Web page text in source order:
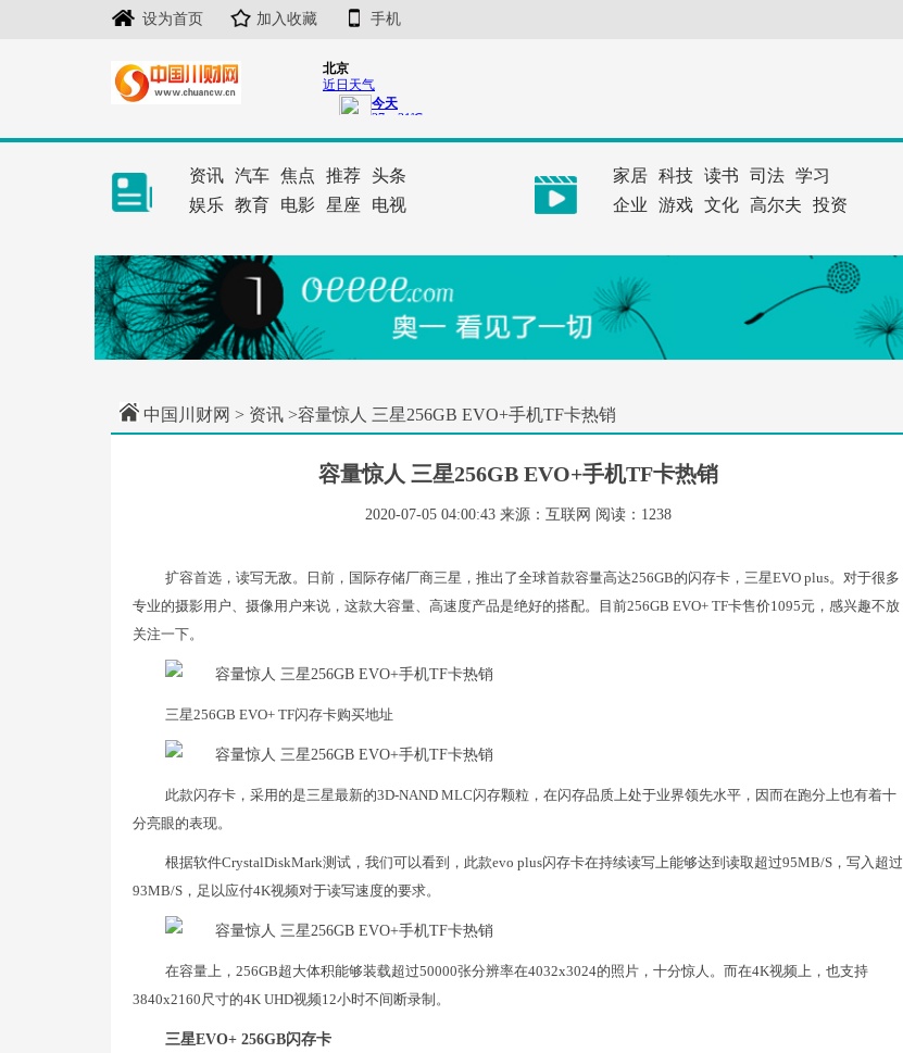
设为首页 加入收藏 手机
资讯 汽车 焦点 推荐 头条
娱乐 教育 电影 星座 电视
家居 科技 读书 司法 学习
企业
游戏 文化 高尔夫 投资
中国川财网 > 资讯 >容量惊人 三星256GB EVO+手机TF卡热销
容量惊人 三星256GB EVO+手机TF卡热销
2020-07-05 04:00:43 来源：互联网 阅读：1238
扩容首选，读写无敌。日前，国际存储厂商三星，推出了全球首款容量高达256GB的闪存卡，三星EVO plus。对于很多
专业的摄影用户、摄像用户来说，这款大容量、高速度产品是绝好的搭配。目前256GB EVO+ TF卡售价1095元，感兴趣不放
关注一下。
三星256GB EVO+ TF闪存卡购买地址
此款闪存卡，采用的是三星最新的3D-NAND MLC闪存颗粒，在闪存品质上处于业界领先水平，因而在跑分上也有着十
分亮眼的表现。
根据软件CrystalDiskMark测试，我们可以看到，此款evo plus闪存卡在持续读写上能够达到读取超过95MB/S，写入超过
93MB/S，足以应付4K视频对于读写速度的要求。
在容量上，256GB超大体积能够装载超过50000张分辨率在4032x3024的照片，十分惊人。而在4K视频上，也支持
3840x2160尺寸的4K UHD视频12小时不间断录制。
三星EVO+ 256GB闪存卡